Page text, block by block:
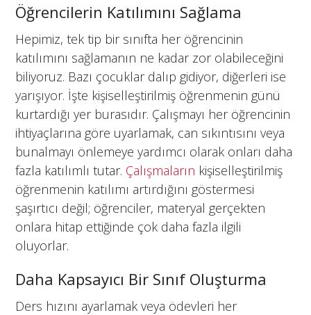
Öğrencilerin Katılımını Sağlama
Hepimiz, tek tip bir sınıfta her öğrencinin
katılımını sağlamanın ne kadar zor olabileceğini
biliyoruz. Bazı çocuklar dalıp gidiyor, diğerleri ise
yarışıyor. İşte kişiselleştirilmiş öğrenmenin günü
kurtardığı yer burasıdır. Çalışmayı her öğrencinin
ihtiyaçlarına göre uyarlamak, can sıkıntısını veya
bunalmayı önlemeye yardımcı olarak onları daha
fazla katılımlı tutar. Çalışmaların kişiselleştirilmiş
öğrenmenin katılımı artırdığını göstermesi
şaşırtıcı değil; öğrenciler, materyal gerçekten
onlara hitap ettiğinde çok daha fazla ilgili
oluyorlar.
Daha Kapsayıcı Bir Sınıf Oluşturma
Ders hızını ayarlamak veya ödevleri her